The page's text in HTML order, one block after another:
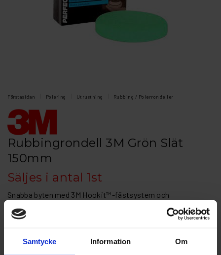
Samtycke Information Om
Förstasidan Polering Utrustning Rubbing / Polerrondeller
Rubbingrondell 3M Grön Slät
150mm
Säljes i antal 1st
Snabba byten med 3M Hookit™-fästsystem och
snabbkopplingssystem
Det finns diametrar på 3” för precisionsarbete i trånga
utrymmen eller på små ytor
Huvudprodukt i den färgkodade slip- och